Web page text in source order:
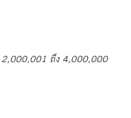
2,000,001 ถึง 4,000,000